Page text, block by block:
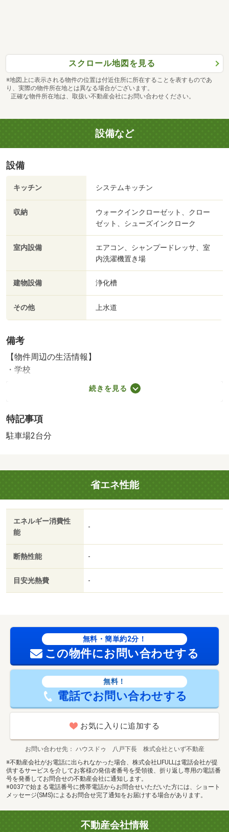
スクロール地図を見る
※地図上に表示される物件の位置は付近住所に所在することを表すものであ
り、実際の物件所在地とは異なる場合がございます。
正確な物件所在地は、取扱い不動産会社にお問い合わせください。
設備など
設備
キッチン システムキッチン
収納
ウォークインクローゼット、クロー
ゼット、シューズインクローク
室内設備
エアコン、シャンプードレッサ、室
内洗濯機置き場
建物設備 浄化槽
その他 上水道
備考
【物件周辺の生活情報】
・学校
木ノ下小学校（1,750m）、木ノ下中学校（2,500m）
（480m）
・その他施設
特記事項備考】専用バス・専用トイレ・全居室収納
述べ床面積：93.98m
続きを見る
特記事項
駐車場2台分
省エネ性能
エネルギー消費性
能
-
断熱性能 -
目安光熱費 -
無料・簡単約2分！
この物件にお問い合わせする
無料！
電話でお問い合わせする
お気に入りに追加する
お問い合わせ先
ハウスドゥ 八戸下長 株式会社といず不動産
※不動産会社がお電話に出られなかった場合、株式会社LIFULLは電話会社が提
供するサービスを介してお客様の発信者番号を受領後、折り返し専用の電話番
号を発番してお問合せの不動産会社に通知します。
※0037で始まる電話番号に携帯電話からお問合せいただいた方には、ショート
メッセージ(SMS)によるお問合せ完了通知をお届けする場合があります。
不動産会社情報